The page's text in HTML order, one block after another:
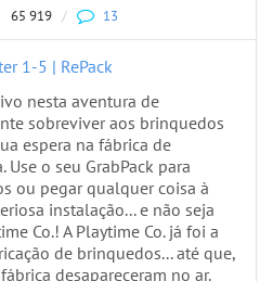
65 919 / 13
nesta aventura de
sobreviver aos brinquedos
espera na fábrica de
o seu GrabPack para
ou pegar qualquer coisa à
instalação... e não seja
Co.! A Playtime Co. já foi a
de brinquedos... até que,
desapareceram no ar.